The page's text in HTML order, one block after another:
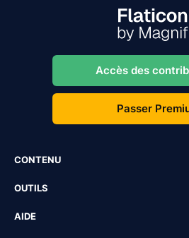
Accès des
Passer
CONTENU
OUTILS
AIDE